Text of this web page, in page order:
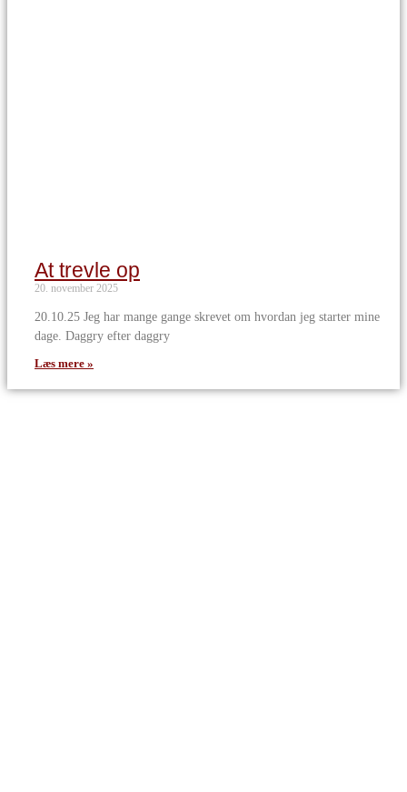
At trevle op
20. november 2025
20.10.25 Jeg har mange gange skrevet om hvordan jeg starter mine
dage. Daggry efter daggry
Læs mere »